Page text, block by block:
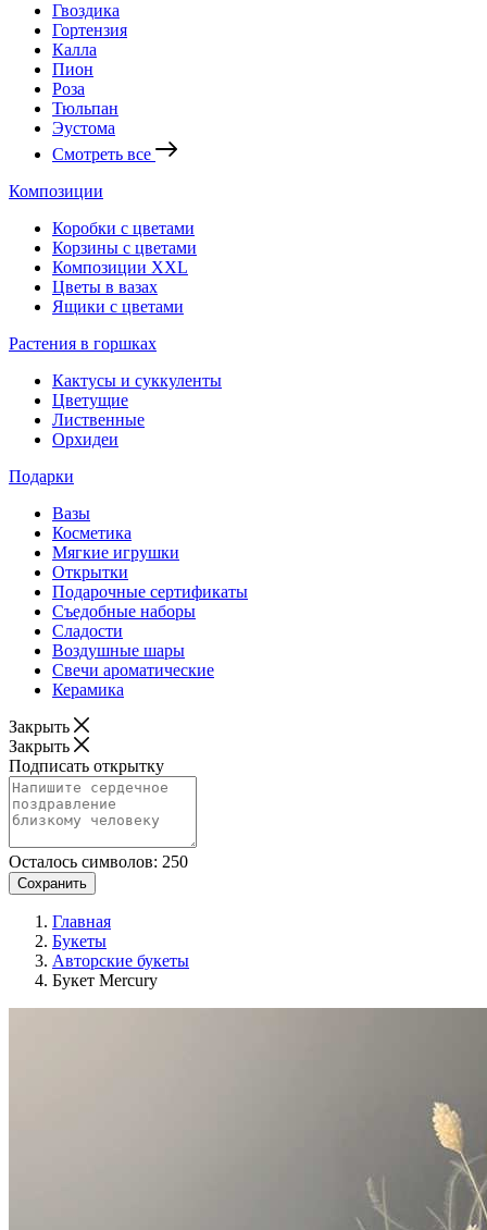
Гвоздика
Гортензия
Калла
Пион
Роза
Тюльпан
Эустома
Смотреть все
Композиции
Коробки с цветами
Корзины с цветами
Композиции XXL
Цветы в вазах
Ящики с цветами
Растения в горшках
Кактусы и суккуленты
Цветущие
Лиственные
Орхидеи
Подарки
Вазы
Косметика
Мягкие игрушки
Открытки
Подарочные сертификаты
Съедобные наборы
Сладости
Воздушные шары
Свечи ароматические
Керамика
Закрыть
Закрыть
Подписать открытку
Осталось символов: 250
Сохранить
Главная
Букеты
Авторские букеты
Букет Mercury